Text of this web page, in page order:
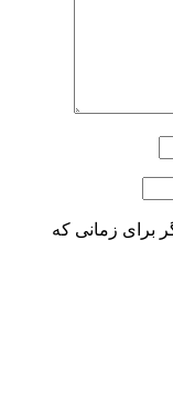
برای زمانی که